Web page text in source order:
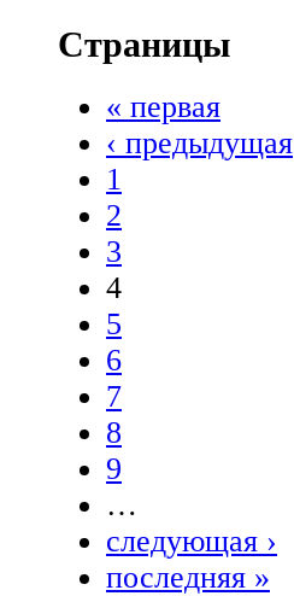
Страницы
« первая
‹ предыдущая
1
2
3
4
5
6
7
8
9
…
следующая ›
последняя »